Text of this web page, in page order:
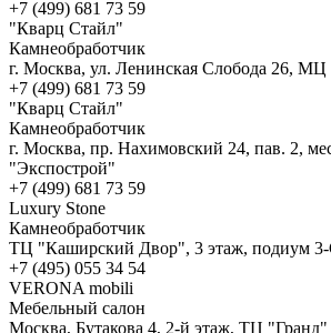
+7 (499) 681 73 59
"Кварц Стайл"
Камнеобработчик
г. Москва, ул. Ленинская Слобода 26, МЦ
+7 (499) 681 73 59
"Кварц Стайл"
Камнеобработчик
г. Москва, пр. Нахимовский 24, пав. 2,
"Экспострой"
+7 (499) 681 73 59
Luxury Stone
Камнеобработчик
ТЦ "Каширский Двор", 3 этаж, подиум
+7 (495) 055 34 54
VERONA mobili
Мебельный салон
Москва, Бутакова 4, 2-й этаж, ТЦ "Гранд"